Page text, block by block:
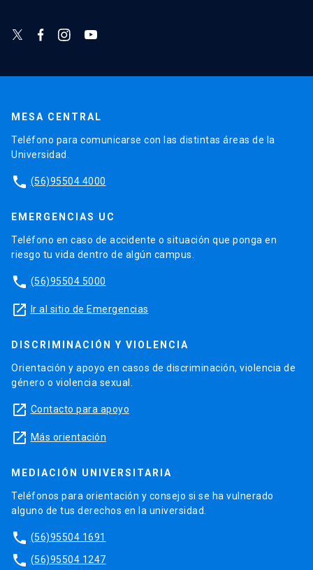
MESA CENTRAL
Teléfono para comunicarse con las distintas áreas de la
Universidad.
phone (56)95504 4000
EMERGENCIAS UC
Teléfono en caso de accidente o situación que ponga en
riesgo tu vida dentro de algún campus.
phone (56)95504 5000
launch Ir al sitio de Emergencias
DISCRIMINACIÓN Y VIOLENCIA
Orientación y apoyo en casos de discriminación, violencia de
género o violencia sexual.
launch Contacto para apoyo
launch Más orientación
MEDIACIÓN UNIVERSITARIA
Teléfonos para orientación y consejo si se ha vulnerado
alguno de tus derechos en la universidad.
phone (56)95504 1691
phone (56)95504 1247